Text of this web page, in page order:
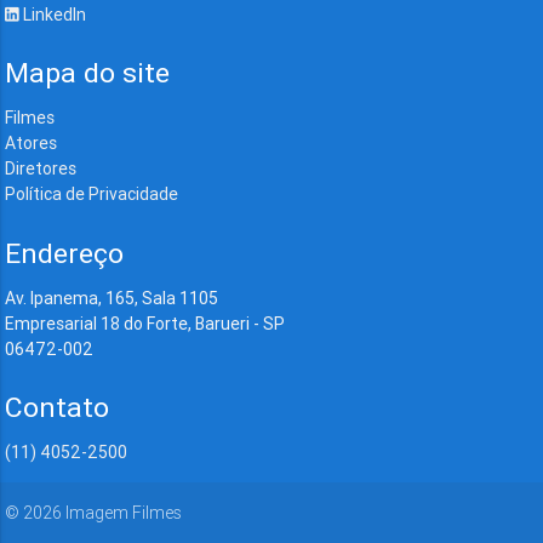
LinkedIn
Mapa do site
Filmes
Atores
Diretores
Política de Privacidade
Endereço
Av. Ipanema, 165, Sala 1105
Empresarial 18 do Forte, Barueri - SP
06472-002
Contato
(11) 4052-2500
© 2026 Imagem Filmes